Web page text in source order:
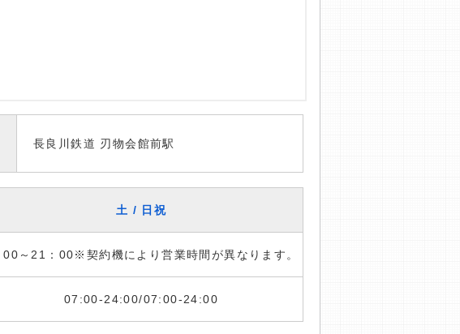
長良川鉄道 刃物会館前駅
土 / 日祝
00～21：00※契約機により営業時間が異なります。
07:00-24:00/07:00-24:00